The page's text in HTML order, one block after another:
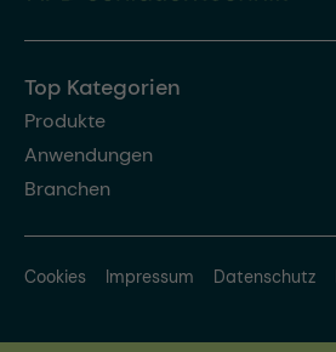
Top Kategorien
Produkte
Anwendungen
Branchen
Cookies Impressum Datenschutz